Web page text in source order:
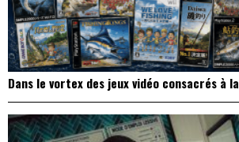
Dans le vortex des jeux vidéo consacrés à